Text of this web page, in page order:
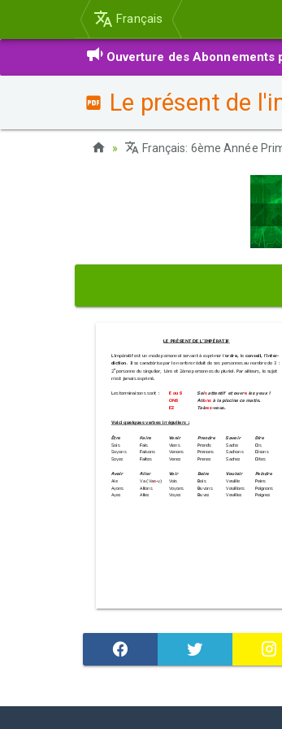
Français
Ouverture des
Le présent de
Français: 6ème Année